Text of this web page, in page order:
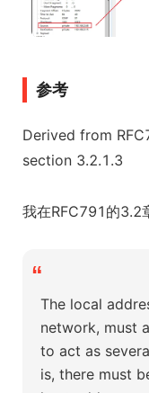
参考
Derived from
section 3.2.1.3
我在RFC791的3.2
“
The local
network, must
to act as
is, there must